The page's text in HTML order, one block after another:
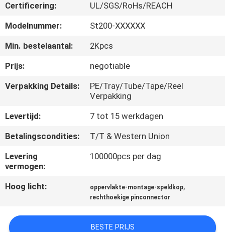
KWALITEITSCONTROLE
CONTACTEER
ONS
OM EEN
CITAAT
COMPANY
NEWS
SITEMAP
Certificering:
UL/SGS/RoHs/REACH
Modelnummer:
St200-XXXXXX
Min. bestelaantal:
2Kpcs
Prijs:
negotiable
Verpakking Details:
PE/Tray/Tube/Tape/Reel
Verpakking
Levertijd:
7 tot 15 werkdagen
Betalingscondities:
T/T & Western Union
Levering
vermogen:
100000pcs per dag
Hoog licht: oppervlakte-montage-speldkop,
rechthoekige pinconnector
BESTE PRIJS